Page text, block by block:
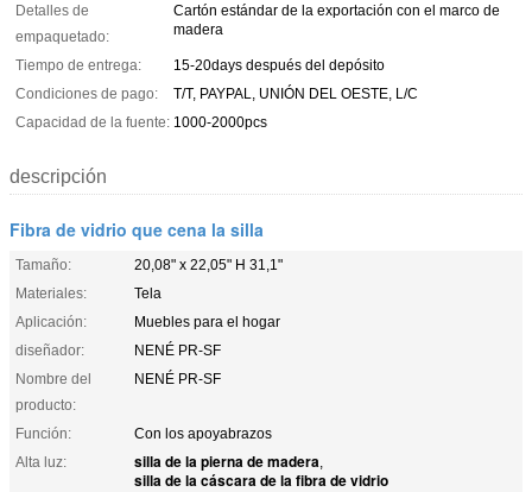
Detalles de
empaquetado:
Cartón estándar de la exportación con el marco de
madera
Tiempo de entrega:
15-20days después del depósito
Condiciones de pago:
T/T, PAYPAL, UNIÓN DEL OESTE, L/C
Capacidad de la fuente: 1000-2000pcs
descripción
Fibra de vidrio que cena la silla
Tamaño:
20,08" x 22,05" H 31,1"
Materiales:
Tela
Aplicación:
Muebles para el hogar
diseñador:
NENÉ PR-SF
Nombre del
producto:
NENÉ PR-SF
Función:
Con los apoyabrazos
Alta luz:
silla de la pierna de madera,
silla de la cáscara de la fibra de vidrio